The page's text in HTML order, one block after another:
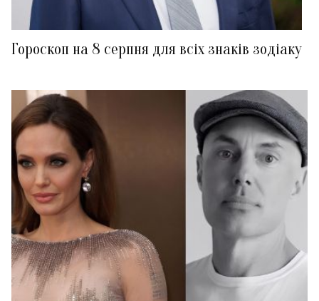
Гороскоп на 8 серпня для всіх знаків зодіаку